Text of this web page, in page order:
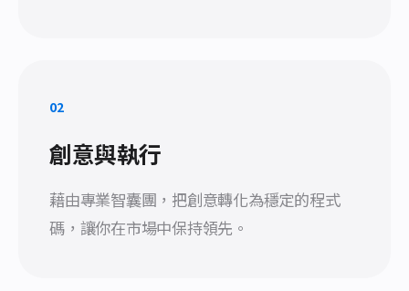
02
創意與執行
藉由專業智囊團，把創意轉化為穩定的程式
碼，讓你在市場中保持領先。